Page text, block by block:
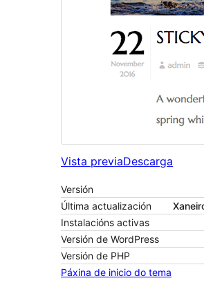
Vista previaDescarga
Versión
Última actualización
Instalacións activas
Versión de WordPress
Versión de PHP
Páxina de inicio do tema